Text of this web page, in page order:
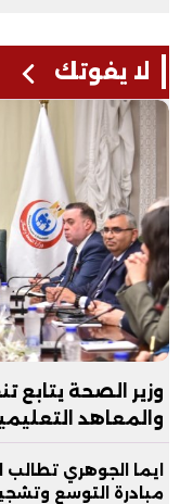
لا يفوتك
وزير الصحة يتابع
والمعاهد
ايما الجوهري تطالب
مبادرة التوسع